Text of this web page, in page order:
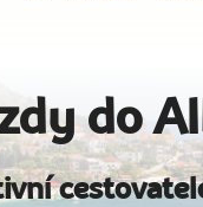
do